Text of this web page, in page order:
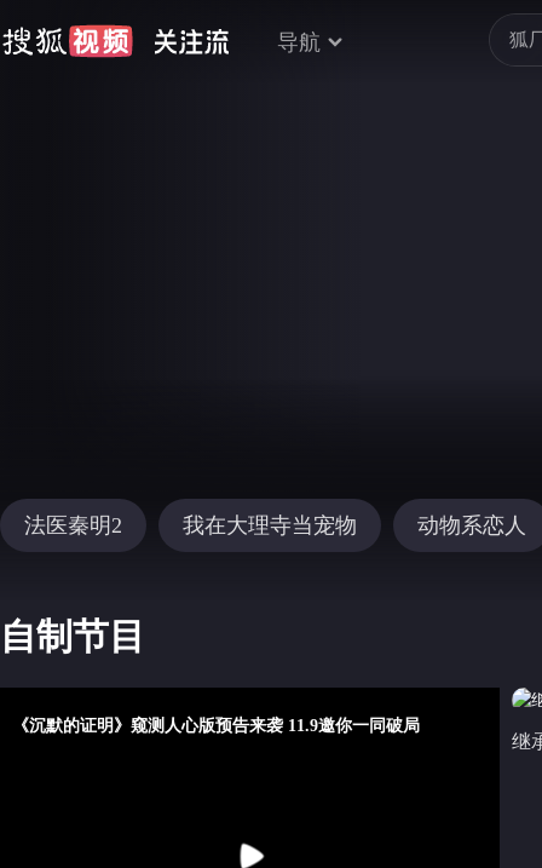
导航
法医秦明2 我在大理寺当宠物 动物系恋人
自制节目
>
继